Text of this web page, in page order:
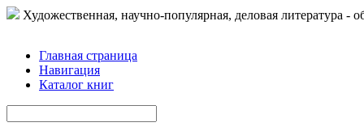
Художественная, научно-популярная, деловая литература -
Главная страница
Навигация
Каталог книг